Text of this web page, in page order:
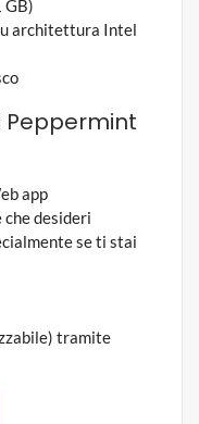
GB)
architettura Intel
app
desideri
se ti stai
tramite